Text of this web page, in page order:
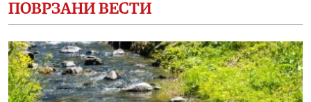
ПОВРЗАНИ ВЕСТИ